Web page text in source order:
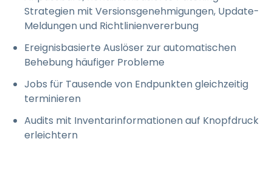
Strategien mit Versionsgenehmigungen, Update-
Meldungen und Richtlinienvererbung
Ereignisbasierte Auslöser zur automatischen
Behebung häufiger Probleme
Jobs für Tausende von Endpunkten gleichzeitig
terminieren
Audits mit Inventarinformationen auf Knopfdruck
erleichtern